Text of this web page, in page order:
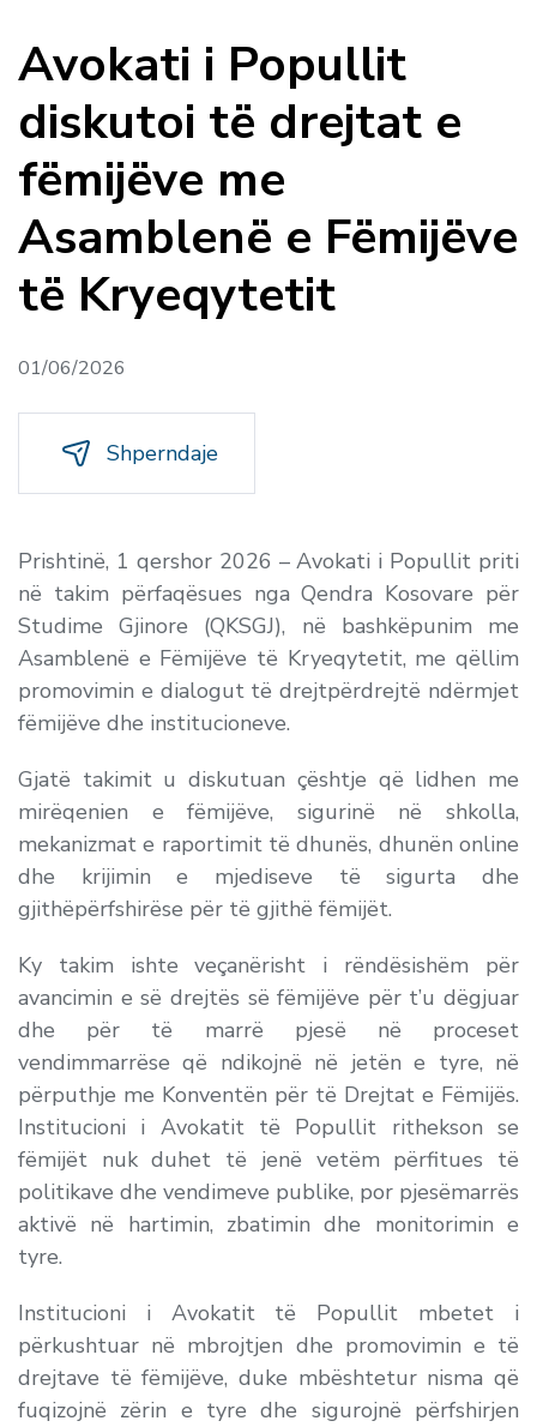
Avokati i Popullit
diskutoi të drejtat e
fëmijëve me
Asamblenë e Fëmijëve
të Kryeqytetit
01/06/2026
Shperndaje
Prishtinë, 1 qershor 2026 – Avokati i Popullit priti
në takim përfaqësues nga Qendra Kosovare për
Studime Gjinore (QKSGJ), në bashkëpunim me
Asamblenë e Fëmijëve të Kryeqytetit, me qëllim
promovimin e dialogut të drejtpërdrejtë ndërmjet
fëmijëve dhe institucioneve.
Gjatë takimit u diskutuan çështje që lidhen me
mirëqenien e fëmijëve, sigurinë në shkolla,
mekanizmat e raportimit të dhunës, dhunën online
dhe krijimin e mjediseve të sigurta dhe
gjithëpërfshirëse për të gjithë fëmijët.
Ky takim ishte veçanërisht i rëndësishëm për
avancimin e së drejtës së fëmijëve për t’u dëgjuar
dhe për të marrë pjesë në proceset
vendimmarrëse që ndikojnë në jetën e tyre, në
përputhje me Konventën për të Drejtat e Fëmijës.
Institucioni i Avokatit të Popullit rithekson se
fëmijët nuk duhet të jenë vetëm përfitues të
politikave dhe vendimeve publike, por pjesëmarrës
aktivë në hartimin, zbatimin dhe monitorimin e
tyre.
Institucioni i Avokatit të Popullit mbetet i
përkushtuar në mbrojtjen dhe promovimin e të
drejtave të fëmijëve, duke mbështetur nisma që
fuqizojnë zërin e tyre dhe sigurojnë përfshirjen